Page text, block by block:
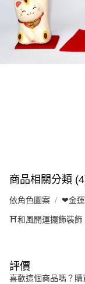
商品相關分類
依角色圖案 ❤金
⛩️和風開運擺飾裝飾
評價
喜歡這個商品嗎？